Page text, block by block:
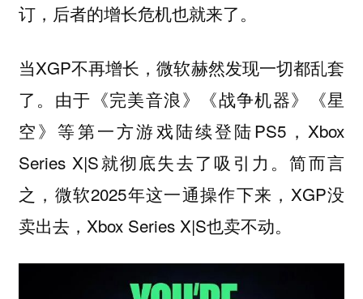
订，后者的增长危机也就来了。
当XGP不再增长，微软赫然发现一切都乱套
了。由于《完美音浪》《战争机器》《星
空》等第一方游戏陆续登陆PS5，Xbox
Series X|S就彻底失去了吸引力。简而言
之，微软2025年这一通操作下来，XGP没
卖出去，Xbox Series X|S也卖不动。